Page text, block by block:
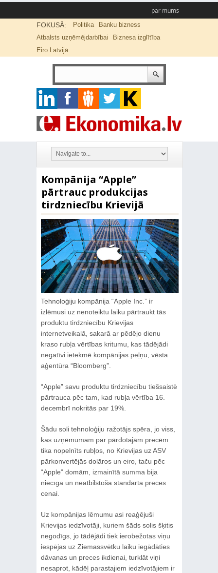
par mums
FOKUSĀ: Politika
Banku bizness
Atbalsts uzņēmējdarbībai
Biznesa izglītība
Eiro Latvijā
Kompānija “Apple”
pārtrauc produkcijas
tirdzniecību Krievijā
Tehnoloģiju kompānija “Apple Inc.” ir
izlēmusi uz nenoteiktu laiku pārtraukt tās
produktu tirdzniecību Krievijas
internetveikalā, sakarā ar pēdējo dienu
kraso rubļa vērtības kritumu, kas tādējādi
negatīvi ietekmē kompānijas peļņu, vēsta
aģentūra “Bloomberg”.
“Apple” savu produktu tirdzniecību tiešsaistē
pārtrauca pēc tam, kad rubļa vērtība 16.
decembrī nokritās par 19%.
Šādu soli tehnoloģiju ražotājs spēra, jo viss,
kas uzņēmumam par pārdotajām precēm
tika nopelnīts rubļos, no Krievijas uz ASV
pārkonvertējās dolāros un eiro, taču pēc
“Apple” domām, izmainītā summa bija
niecīga un neatbilstoša standarta preces
cenai.
Uz kompānijas lēmumu asi reaģējuši
Krievijas iedzīvotāji, kuriem šāds solis šķitis
negodīgs, jo tādējādi tiek ierobežotas viņu
iespējas uz Ziemassvētku laiku iegādāties
dāvanas un preces ikdienai, turklāt viņi
nesaprot, kādēļ parastajiem iedzīvotājiem ir